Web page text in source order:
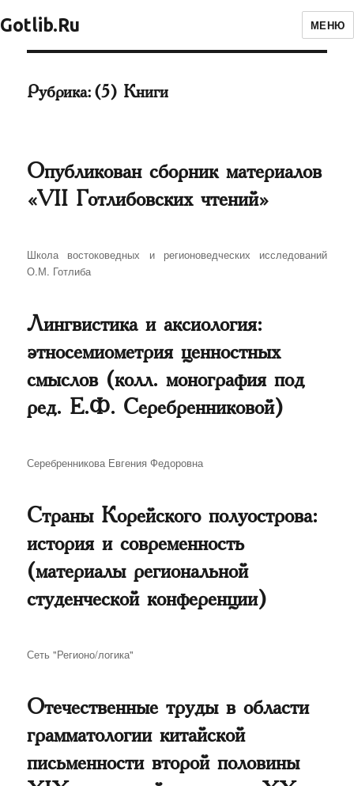
Gotlib.Ru МЕНЮ
Рубрика: (5) Книги
Опубликован сборник материалов
«VII Готлибовских чтений»
Автор
Школа востоковедных и регионоведческих исследований
О.М. Готлиба
Лингвистика и аксиология:
этносемиометрия ценностных
смыслов (колл. монография под
ред. Е.Ф. Серебренниковой)
Автор
Серебренникова Евгения Федоровна
Страны Корейского полуострова:
история и современность
(материалы региональной
студенческой конференции)
Автор
Сеть "Регионо/логика"
Отечественные труды в области
грамматологии китайской
письменности второй половины